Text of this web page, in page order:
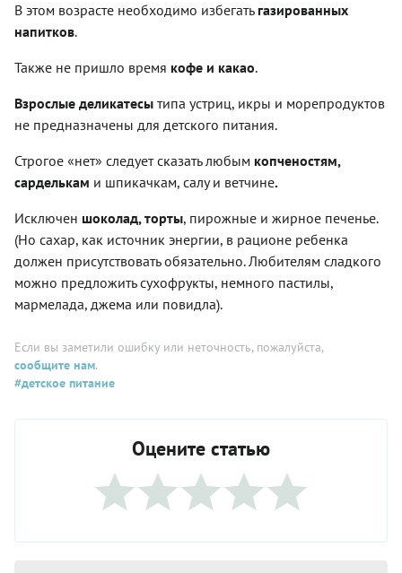
В этом возрасте необходимо избегать газированных
напитков.
Также не пришло время кофе и какао.
Взрослые деликатесы типа устриц, икры и морепродуктов
не предназначены для детского питания.
Строгое «нет» следует сказать любым копченостям,
сарделькам и шпикачкам, салу и ветчине.
Исключен шоколад, торты, пирожные и жирное печенье.
(Но сахар, как источник энергии, в рационе ребенка
должен присутствовать обязательно. Любителям сладкого
можно предложить сухофрукты, немного пастилы,
мармелада, джема или повидла).
Если вы заметили ошибку или неточность, пожалуйста,
сообщите нам.
#детское питание
Оцените статью